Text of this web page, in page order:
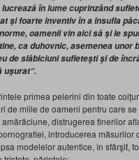
în lume cuprinzând
şi foarte inventiv în a insufla
oamenii vin aici să şi le
ca duhovnic, asemenea
de slăbiciuni sufleteşti şi de
uşurat“.
primea pelerini din toate
de miile de oameni pentru care
distrugerea tinerilor
introducerea măsurilor
modelelor autentice, în sfârşit,